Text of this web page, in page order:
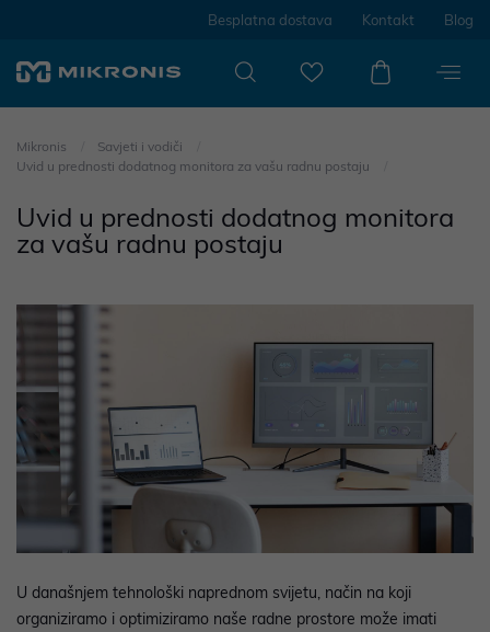
Besplatna dostava Kontakt Blog
Mikronis
Savjeti i vodiči
Uvid u prednosti dodatnog monitora za vašu radnu postaju
Uvid u prednosti dodatnog monitora
za vašu radnu postaju
U današnjem tehnološki naprednom svijetu, način na koji
organiziramo i optimiziramo naše radne prostore može imati